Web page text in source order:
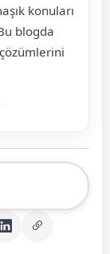
konuları
blogda